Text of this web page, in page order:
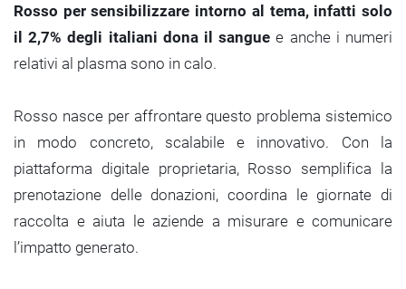
Rosso per sensibilizzare intorno al tema, infatti solo
il 2,7% degli italiani dona il sangue e anche i numeri
relativi al plasma sono in calo.
Rosso nasce per affrontare questo problema sistemico
in modo concreto, scalabile e innovativo. Con la
piattaforma digitale proprietaria, Rosso semplifica la
prenotazione delle donazioni, coordina le giornate di
raccolta e aiuta le aziende a misurare e comunicare
l’impatto generato.